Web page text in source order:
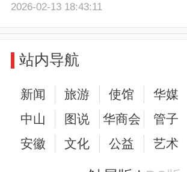
2026-02-13 18:43:11
站内导航
新闻 旅游 使馆 华媒
中山
图说 华商会 管子
安徽
文化 公益 艺术